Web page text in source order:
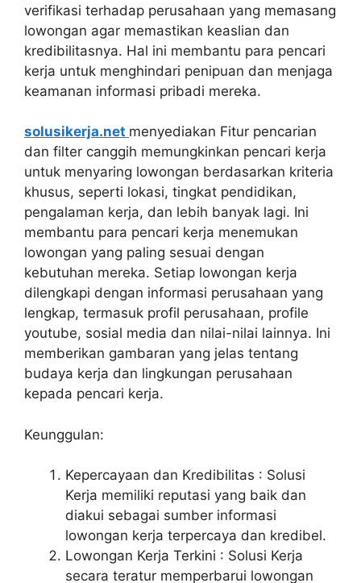
verifikasi terhadap perusahaan yang memasang
lowongan agar memastikan keaslian dan
kredibilitasnya. Hal ini membantu para pencari
kerja untuk menghindari penipuan dan menjaga
keamanan informasi pribadi mereka.
solusikerja.net menyediakan Fitur pencarian
dan filter canggih memungkinkan pencari kerja
untuk menyaring lowongan berdasarkan kriteria
khusus, seperti lokasi, tingkat pendidikan,
pengalaman kerja, dan lebih banyak lagi. Ini
membantu para pencari kerja menemukan
lowongan yang paling sesuai dengan
kebutuhan mereka. Setiap lowongan kerja
dilengkapi dengan informasi perusahaan yang
lengkap, termasuk profil perusahaan, profile
youtube, sosial media dan nilai-nilai lainnya. Ini
memberikan gambaran yang jelas tentang
budaya kerja dan lingkungan perusahaan
kepada pencari kerja.
Keunggulan:
Kepercayaan dan Kredibilitas : Solusi
Kerja memiliki reputasi yang baik dan
diakui sebagai sumber informasi
lowongan kerja terpercaya dan kredibel.
Lowongan Kerja Terkini : Solusi Kerja
secara teratur memperbarui lowongan